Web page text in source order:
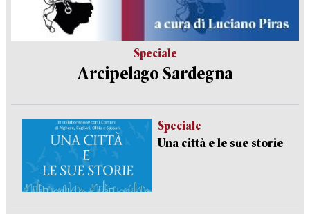
Speciale
Arcipelago Sardegna
Speciale
Una città e le sue storie